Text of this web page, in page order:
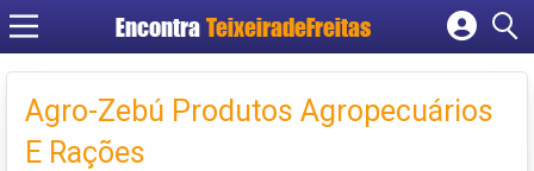
Encontra TeixeiradeFreitas
Cadastrar empresa
Criar conta
Agro-Zebú Produtos Agropecuários
E Rações